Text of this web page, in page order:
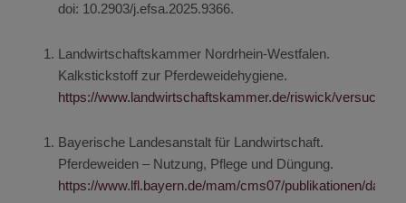
doi: 10.2903/j.efsa.2025.9366.
Landwirtschaftskammer Nordrhein-Westfalen.
Kalkstickstoff zur Pferdeweidehygiene.
https://www.landwirtschaftskammer.de/riswick/versuche/
Bayerische Landesanstalt für Landwirtschaft.
Pferdeweiden – Nutzung, Pflege und Düngung.
https://www.lfl.bayern.de/mam/cms07/publikationen/daten/